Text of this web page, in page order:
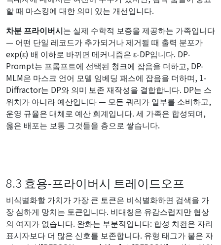
할 때 마스킹에 대한 의미 있는 개선입니다.
차분 프라이버시는 실제 수학적 보증을 제공하는 가족입니다
— 어떤 단일 레코드가 추가되거나 제거될 때 출력 분포가
exp(ε) 배 이하로 바뀌면 메커니즘은 ε-DP입니다. DP-
Prompt는 프롬프트에 선택된 청크에 잡음을 더하고, DP-
MLM은 마스크 언어 모델 임베딩 패스에 잡음을 더하며, 1-
Diffractor는 DP와 의미 보존 재작성을 결합합니다. DP는 스
위치가 아니라 예산입니다 — 모든 쿼리가 일부를 소비하고,
운영 규율은 대체로 예산 회계입니다. 세 가족은 합성되며,
옳은 배포는 보통 그것들을 층으로 쌓습니다.
8.3 효용-프라이버시 트레이드오프
비식별화할 가치가 가장 큰 토큰은 비식별화하면 검색을 가
장 심하게 망치는 토큰입니다. 비대칭은 유감스럽지만 협상
의 여지가 없습니다. 완화는 부분적입니다: 합성 치환은 자리
표시자보다 더 많은 신호를 보존합니다. 유형 태그가 붙은 자